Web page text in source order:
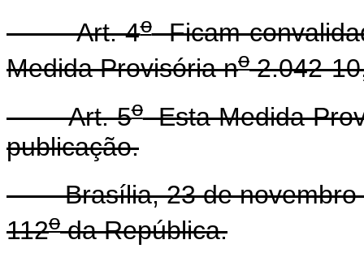
Art. 4oFicam
Medida Provisória no2.042-
Art. 5oEsta Medida
publicação.
Brasília, 23 de novembro
112oda República.